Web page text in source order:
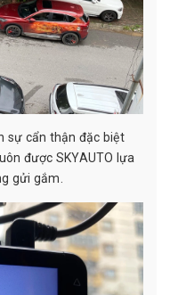
sự cẩn thận đặc biệt
được SKYAUTO lựa
gửi gắm.